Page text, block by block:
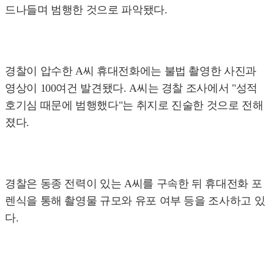
드나들며 범행한 것으로 파악됐다.
경찰이 압수한 A씨 휴대전화에는 불법 촬영한 사진과
영상이 100여건 발견됐다. A씨는 경찰 조사에서 "성적
호기심 때문에 범행했다"는 취지로 진술한 것으로 전해
졌다.
경찰은 동종 전력이 있는 A씨를 구속한 뒤 휴대전화 포
렌식을 통해 촬영물 규모와 유포 여부 등을 조사하고 있
다.